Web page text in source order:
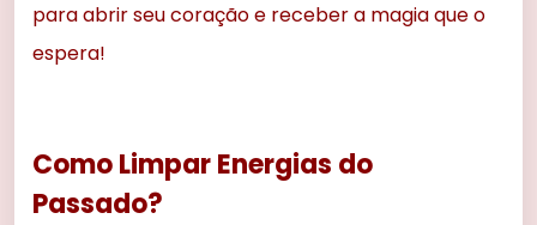
para abrir seu coração e receber a magia que o
espera!
Como Limpar Energias do
Passado?